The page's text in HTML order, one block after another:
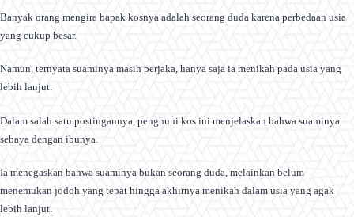
Banyak orang mengira bapak kosnya adalah seorang duda karena perbedaan usia
yang cukup besar.
Namun, ternyata suaminya masih perjaka, hanya saja ia menikah pada usia yang
lebih lanjut.
Dalam salah satu postingannya, penghuni kos ini menjelaskan bahwa suaminya
sebaya dengan ibunya.
Ia menegaskan bahwa suaminya bukan seorang duda, melainkan belum
menemukan jodoh yang tepat hingga akhirnya menikah dalam usia yang agak
lebih lanjut.